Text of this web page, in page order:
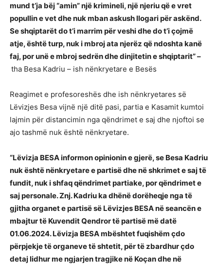
mund t’ja bëj “amin” një krimineli, një njeriu që e vret
popullin e vet dhe nuk mban askush llogari për askënd.
Se shqiptarët do t’i marrim për veshi dhe do t’i çojmë
atje, është turp, nuk i mbroj ata njerëz që ndoshta kanë
faj, por unë e mbroj sedrën dhe dinjitetin e shqiptarit” –
tha Besa Kadriu – ish nënkryetare e Besës
Reagimet e profesoreshës dhe ish nënkryetares së
Lëvizjes Besa vijnë një ditë pasi, partia e Kasamit kumtoi
lajmin për distancimin nga qëndrimet e saj dhe njoftoi se
ajo tashmë nuk është nënkryetare.
“Lëvizja BESA informon opinionin e gjerë, se Besa Kadriu
nuk është nënkryetare e partisë dhe në shkrimet e saj të
fundit, nuk i shfaq qëndrimet partiake, por qëndrimet e
saj personale. Znj. Kadriu ka dhënë dorëheqje nga të
gjitha organet e partisë së Lëvizjes BESA në seancën e
mbajtur të Kuvendit Qendror të partisë më datë
01.06.2024. Lëvizja BESA mbështet fuqishëm çdo
përpjekje të organeve të shtetit, për të zbardhur çdo
detaj lidhur me ngjarjen tragjike në Koçan dhe në